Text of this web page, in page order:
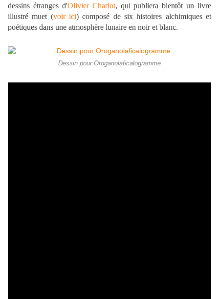
dessins étranges d'Olivier Charlot, qui publiera bientôt un livre
illustré muet (voir ici) composé de six histoires alchimiques et
poétiques dans une atmosphère lunaire en noir et blanc.
Dessin pour Oroganolaficalogramme